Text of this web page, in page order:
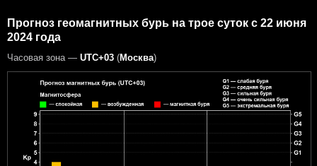
Прогноз геомагнитных бурь на трое суток с 22 июня
2024 года
Часовая зона — UTC+03 (Москва)